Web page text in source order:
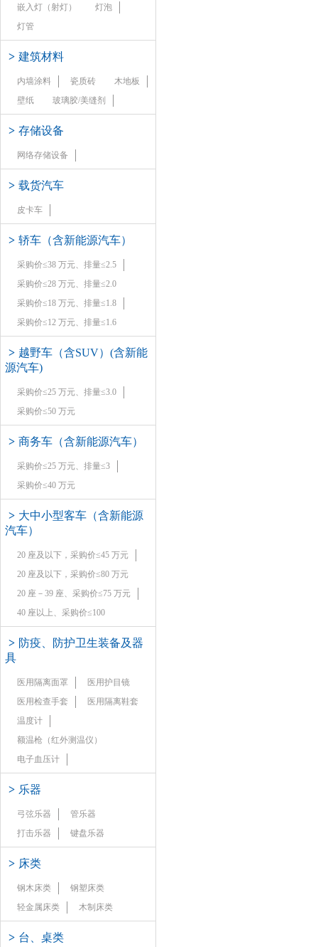
嵌入灯（射灯）
灯泡
灯管
> 建筑材料
内墙涂料 瓷质砖
木地板
壁纸
玻璃胶/美缝剂
> 存储设备
网络存储设备
> 载货汽车
皮卡车
> 轿车（含新能源汽车）
采购价≤38 万元、排量≤2.5
采购价≤28 万元、排量≤2.0
采购价≤18 万元、排量≤1.8
采购价≤12 万元、排量≤1.6
> 越野车（含SUV）(含新能
源汽车)
采购价≤25 万元、排量≤3.0
采购价≤50 万元
> 商务车（含新能源汽车）
采购价≤25 万元、排量≤3
采购价≤40 万元
> 大中小型客车（含新能源
汽车）
20 座及以下，采购价≤45 万元
20 座及以下，采购价≤80 万元
20 座－39 座、采购价≤75 万元
40 座以上、采购价≤100
> 防疫、防护卫生装备及器
具
医用隔离面罩
医用护目镜
医用检查手套
医用隔离鞋套
温度计
额温枪（红外测温仪）
电子血压计
> 乐器
弓弦乐器
管乐器
打击乐器
键盘乐器
> 床类
钢木床类
钢塑床类
轻金属床类
木制床类
> 台、桌类